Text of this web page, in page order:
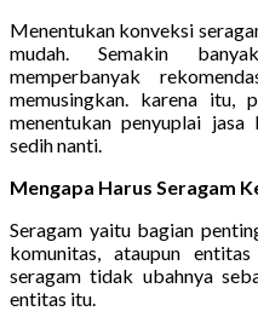
Menentukan konveksi
mudah. Semakin
memperbanyak
memusingkan. karena itu,
menentukan penyuplai
sedih nanti.
Mengapa Harus Seragam
Seragam yaitu bagian
komunitas, ataupun
seragam tidak ubahnya
entitas itu.